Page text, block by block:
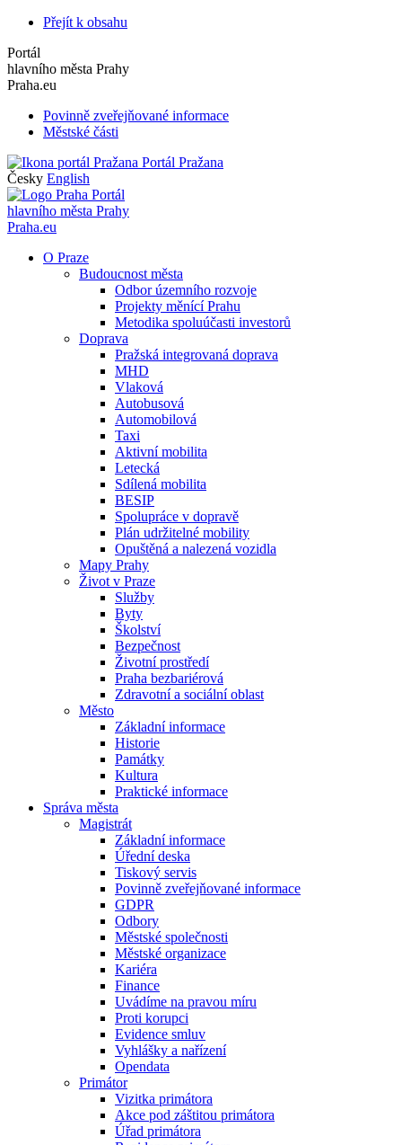
Přejít k obsahu
Portál
hlavního města Prahy
Praha.eu
Povinně zveřejňované informace
Městské části
Portál Pražana
Česky English
Portál
hlavního města Prahy
Praha.eu
O Praze
Budoucnost města
Odbor územního rozvoje
Projekty měnící Prahu
Metodika spoluúčasti investorů
Doprava
Pražská integrovaná doprava
MHD
Vlaková
Autobusová
Automobilová
Taxi
Aktivní mobilita
Letecká
Sdílená mobilita
BESIP
Spolupráce v dopravě
Plán udržitelné mobility
Opuštěná a nalezená vozidla
Mapy Prahy
Život v Praze
Služby
Byty
Školství
Bezpečnost
Životní prostředí
Praha bezbariérová
Zdravotní a sociální oblast
Město
Základní informace
Historie
Památky
Kultura
Praktické informace
Správa města
Magistrát
Základní informace
Úřední deska
Tiskový servis
Povinně zveřejňované informace
GDPR
Odbory
Městské společnosti
Městské organizace
Kariéra
Finance
Uvádíme na pravou míru
Proti korupci
Evidence smluv
Vyhlášky a nařízení
Opendata
Primátor
Vizitka primátora
Akce pod záštitou primátora
Úřad primátora